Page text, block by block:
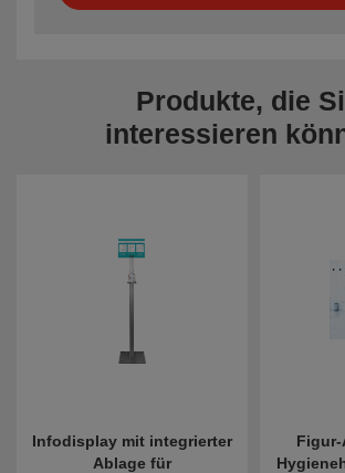
Produkte, die
interessieren
Infodisplay mit integrierter
Ablage für